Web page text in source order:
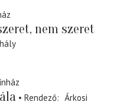
nem szeret
Rendező
Árkosi